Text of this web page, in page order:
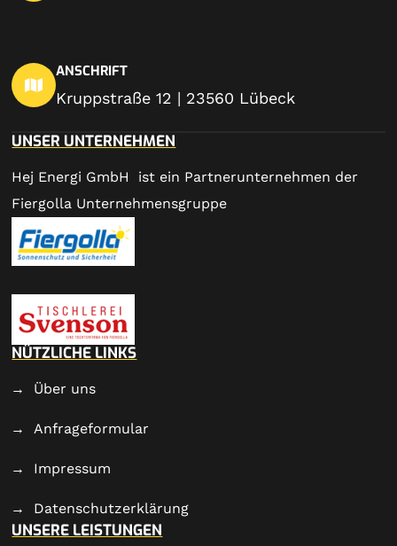
ANSCHRIFT
Kruppstraße 12 | 23560 Lübeck
UNSER UNTERNEHMEN
Hej Energi GmbH ist ein Partnerunternehmen der
Fiergolla Unternehmensgruppe
NÜTZLICHE LINKS
Über uns
Anfrageformular
Impressum
Datenschutzerklärung
UNSERE LEISTUNGEN